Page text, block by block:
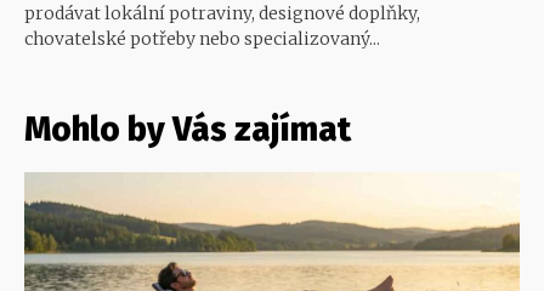
prodávat lokální potraviny, designové doplňky,
chovatelské potřeby nebo specializovaný...
Mohlo by Vás zajímat